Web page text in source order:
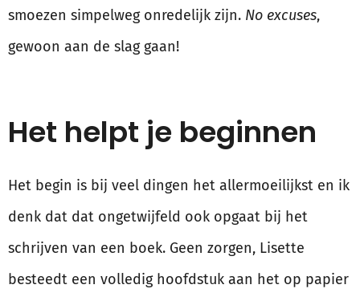
smoezen simpelweg onredelijk zijn. No excuses,
gewoon aan de slag gaan!
Het helpt je beginnen
Het begin is bij veel dingen het allermoeilijkst en ik
denk dat dat ongetwijfeld ook opgaat bij het
schrijven van een boek. Geen zorgen, Lisette
besteedt een volledig hoofdstuk aan het op papier